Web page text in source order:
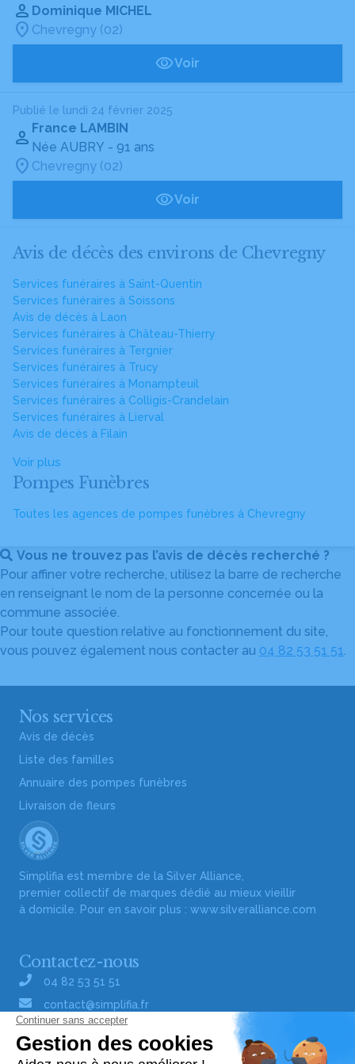
Dominique MICHEL
Chevregny (02)
Voir
Publié le lundi 24 février 2025
France LAMBIN
Née AUBRY - 91 ans
Chevregny (02)
Voir
Avis de décès des environs de Chevregny
Services funéraires à Saint-Quentin
Services funéraires à Soissons
Avis de décès à Laon
Services funéraires à Château-Thierry
Services funéraires à Tergnier
Services funéraires à Trucy
Services funéraires à Monampteuil
Services funéraires à Colligis-Crandelain
Services funéraires à Lierval
Avis de décès à Filain
Voir plus
Pompes Funèbres
Toutes les agences de pompes funèbres à Chevregny
Vous ne trouvez pas l’avis de décès recherché ?
Pour affiner votre recherche, utilisez la barre de recherche
en renseignant le nom de la personne concernée ou la
commune associée.
Pour toute question relative au fonctionnement du site,
vous pouvez également nous contacter au 04 82 53 51 51.
Nos services
Avis de décès
Liste des familles
Annuaire des pompes funèbres
Livraison de fleurs
Simplifia est membre de la Silver Alliance,
premier collectif de marques dédié au mieux vieillir
à domicile. Pour en savoir plus : www.silveralliance.com
Contactez-nous
04 82 53 51 51
contact@simplifia.fr
Réseaux sociaux